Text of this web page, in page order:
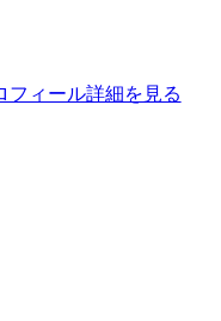
フィール詳細を見る